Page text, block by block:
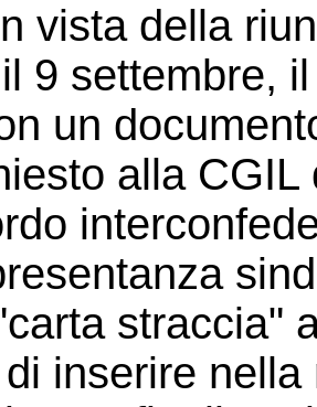
vista della
9 settembre,
un
alla
straccia"
inserire